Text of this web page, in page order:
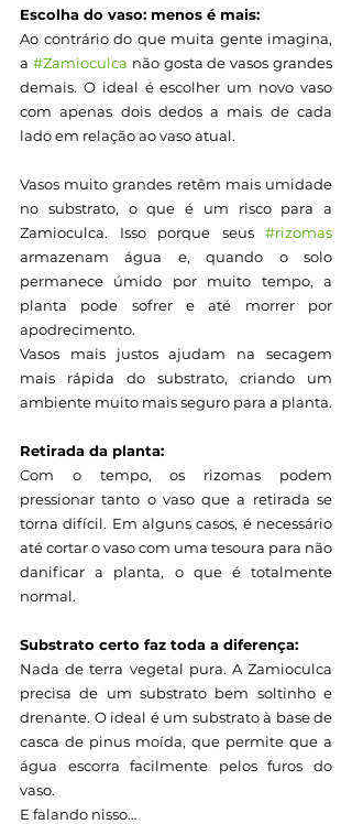
Escolha do vaso: menos é mais:
Ao contrário do que muita gente imagina,
a #Zamioculca não gosta de vasos grandes
demais. O ideal é escolher um novo vaso
com apenas dois dedos a mais de cada
lado em relação ao vaso atual.
Vasos muito grandes retêm mais umidade
no substrato, o que é um risco para a
Zamioculca. Isso porque seus #rizomas
armazenam água e, quando o solo
permanece úmido por muito tempo, a
planta pode sofrer e até morrer por
apodrecimento.
Vasos mais justos ajudam na secagem
mais rápida do substrato, criando um
ambiente muito mais seguro para a planta.
Retirada da planta:
Com o tempo, os rizomas podem
pressionar tanto o vaso que a retirada se
torna difícil. Em alguns casos, é necessário
até cortar o vaso com uma tesoura para não
danificar a planta, o que é totalmente
normal.
Substrato certo faz toda a diferença:
Nada de terra vegetal pura. A Zamioculca
precisa de um substrato bem soltinho e
drenante. O ideal é um substrato à base de
casca de pinus moída, que permite que a
água escorra facilmente pelos furos do
vaso.
E falando nisso…